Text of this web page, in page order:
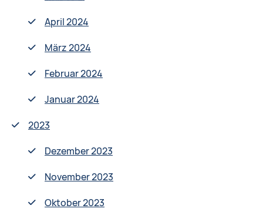
April 2024
März 2024
Februar 2024
Januar 2024
2023
Dezember 2023
November 2023
Oktober 2023